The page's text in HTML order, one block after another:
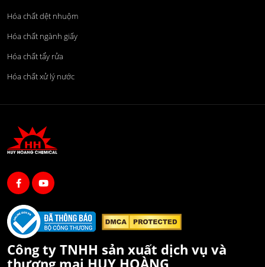
Hóa chất dệt nhuộm
Hóa chất ngành giấy
Hóa chất tẩy rửa
Hóa chất xử lý nước
Công ty TNHH sản xuất dịch vụ và